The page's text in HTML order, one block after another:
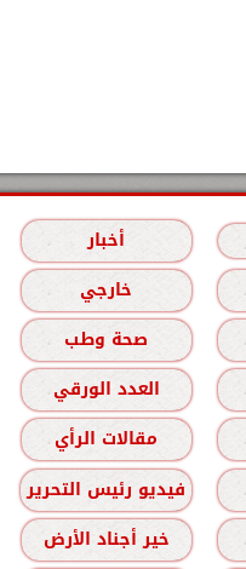
أخبار
خارجي
صحة وطب
العدد الورقي
مقالات الرأي
فيديو رئيس التحرير
خير أجناد الأرض